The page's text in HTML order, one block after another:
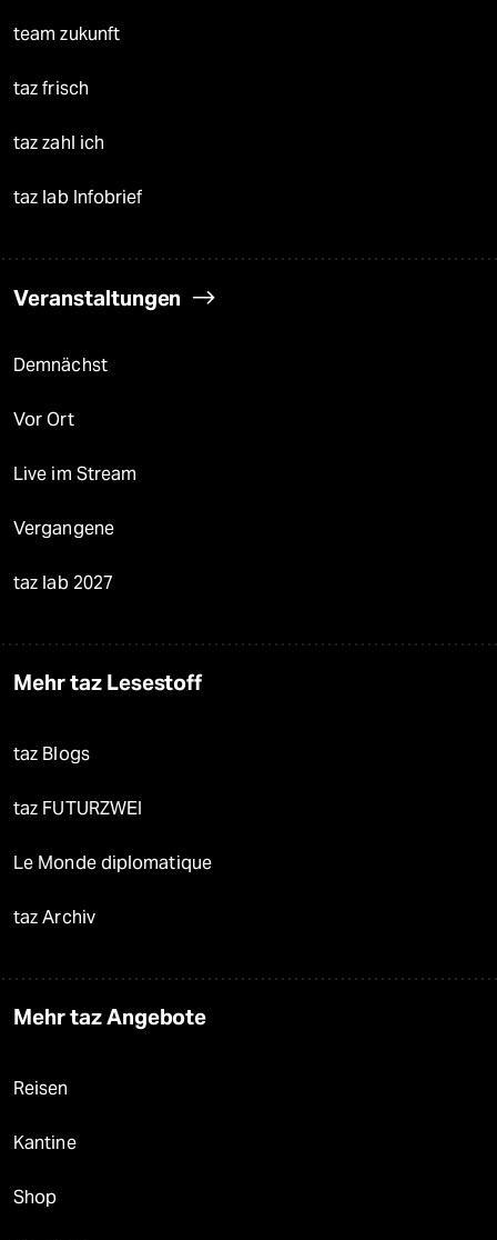
team zukunft
taz frisch
taz zahl ich
taz lab Infobrief
Veranstaltungen
Demnächst
Vor Ort
Live im Stream
Vergangene
taz lab 2027
Mehr taz Lesestoff
taz Blogs
taz FUTURZWEI
Le Monde diplomatique
taz Archiv
Mehr taz Angebote
Reisen
Kantine
Shop